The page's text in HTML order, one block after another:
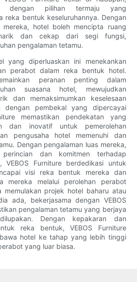
dengan pilihan termaju yang
reka bentuk keseluruhannya. Dengan
mereka, hotel boleh mencipta ruang
dan cekap dari segi fungsi,
pengalaman tetamu.
yang diperluaskan ini menekankan
perabot dalam reka bentuk hotel.
peranan penting dalam
suasana hotel, mewujudkan
dan memaksimumkan keselesaan
dengan pembekal yang dipercayai
memastikan pendekatan yang
dan inovatif untuk pemerolehan
pengusaha hotel memenuhi dan
Dengan pengalaman luas mereka,
dan komitmen terhadap
VEBOS Furniture berdedikasi untuk
visi reka bentuk mereka dan
mereka melalui perolehan perabot
memulakan projek hotel baharu atau
ada, bekerjasama dengan VEBOS
pengalaman tetamu yang berjaya
Dengan kepakaran dan
reka bentuk, VEBOS Furniture
hotel ke tahap yang lebih tinggi
yang luar biasa.